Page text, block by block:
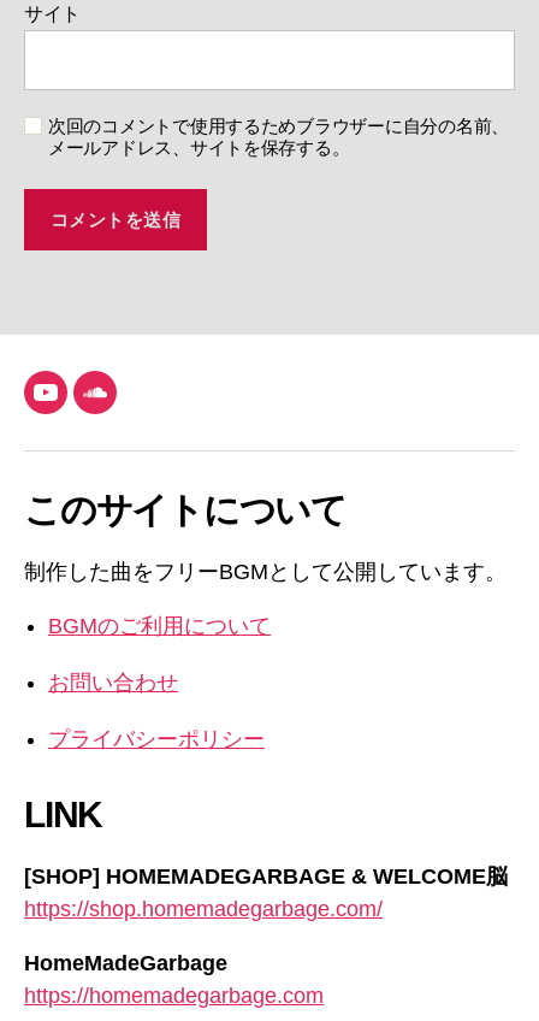
サイト
次回のコメントで使用するためブラウザーに自分の名前、
メールアドレス、サイトを保存する。
YouTubeSoundCloud
このサイトについて
制作した曲をフリーBGMとして公開しています。
BGMのご利用について
お問い合わせ
プライバシーポリシー
LINK
[SHOP] HOMEMADEGARBAGE & WELCOME脳
https://shop.homemadegarbage.com/
HomeMadeGarbage
https://homemadegarbage.com